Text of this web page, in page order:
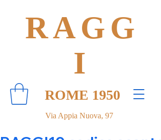
Via Appia Nuova, 97
RAGG
I
ROME 1950